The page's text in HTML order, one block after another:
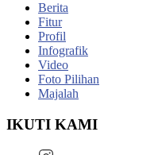
Berita
Fitur
Profil
Infografik
Video
Foto Pilihan
Majalah
IKUTI KAMI